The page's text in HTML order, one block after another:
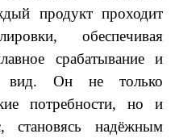
продукт проходит
обеспечивая
срабатывание и
вид. Он не только
потребности, но и
становясь надёжным